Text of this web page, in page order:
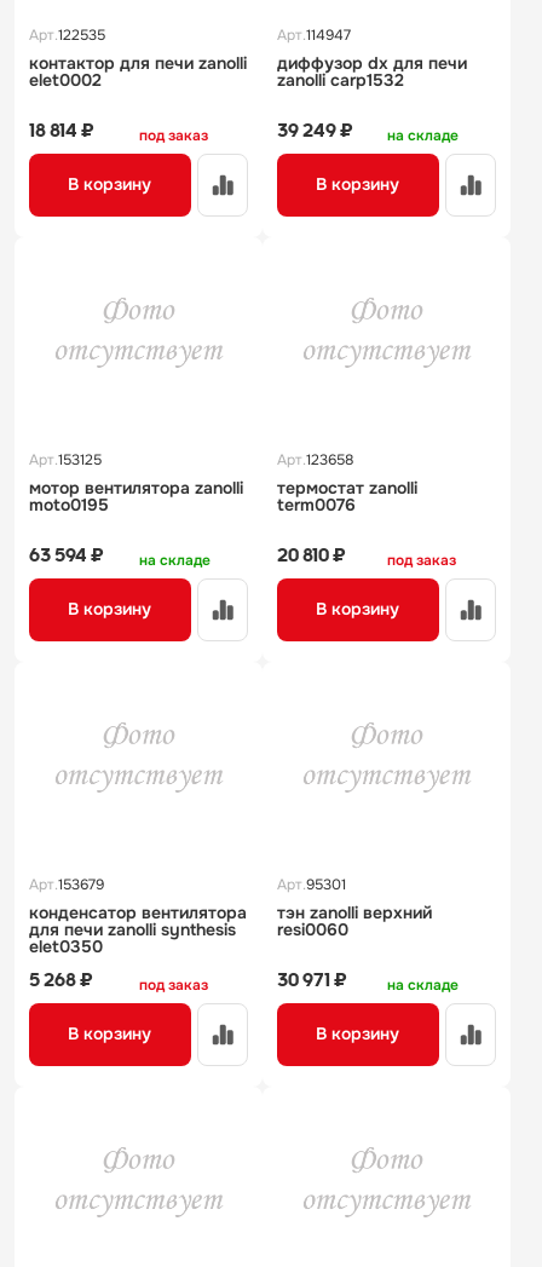
Арт.122535
контактор для печи zanolli
elet0002
под заказ
18 814 ₽
В корзину
Арт.114947
диффузор dx для печи
zanolli carp1532
на складе
39 249 ₽
В корзину
Арт.153125
мотор вентилятора zanolli
moto0195
на складе
63 594 ₽
В корзину
Арт.123658
термостат zanolli
term0076
под заказ
20 810 ₽
В корзину
Арт.153679
конденсатор вентилятора
для печи zanolli synthesis
elet0350
под заказ
5 268 ₽
В корзину
Арт.95301
тэн zanolli верхний
resi0060
на складе
30 971 ₽
В корзину